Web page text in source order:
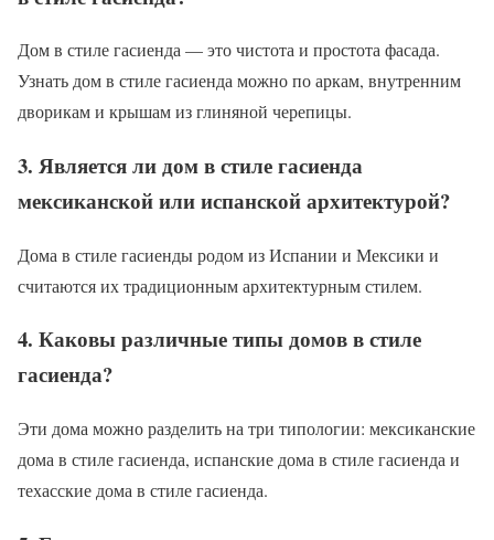
Дом в стиле гасиенда — это чистота и простота фасада.
Узнать дом в стиле гасиенда можно по аркам, внутренним
дворикам и крышам из глиняной черепицы.
3. Является ли дом в стиле гасиенда
мексиканской или испанской архитектурой?
Дома в стиле гасиенды родом из Испании и Мексики и
считаются их традиционным архитектурным стилем.
4. Каковы различные типы домов в стиле
гасиенда?
Эти дома можно разделить на три типологии: мексиканские
дома в стиле гасиенда, испанские дома в стиле гасиенда и
техасские дома в стиле гасиенда.